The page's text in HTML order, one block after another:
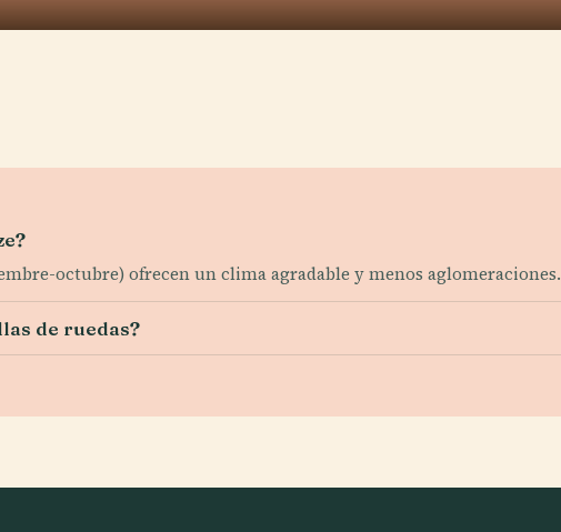
octubre) ofrecen un clima agradable y menos aglomeraciones.
de ruedas?